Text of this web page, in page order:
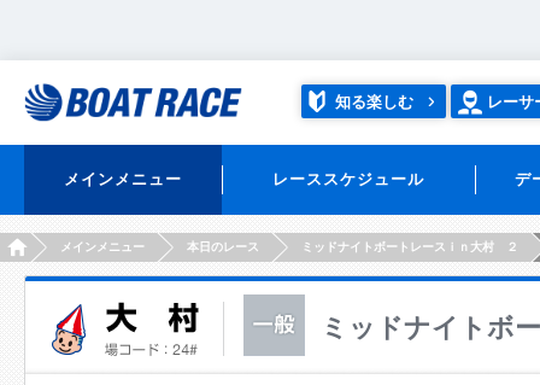
知る楽しむ レーサ
メインメニュー レーススケジュール デ
HOMEメインメニュー 本日のレース ミッドナイトボートレースｉｎ大村 ２
ミッドナイトボ